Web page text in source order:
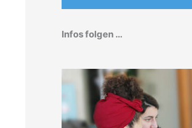
Infos folgen …